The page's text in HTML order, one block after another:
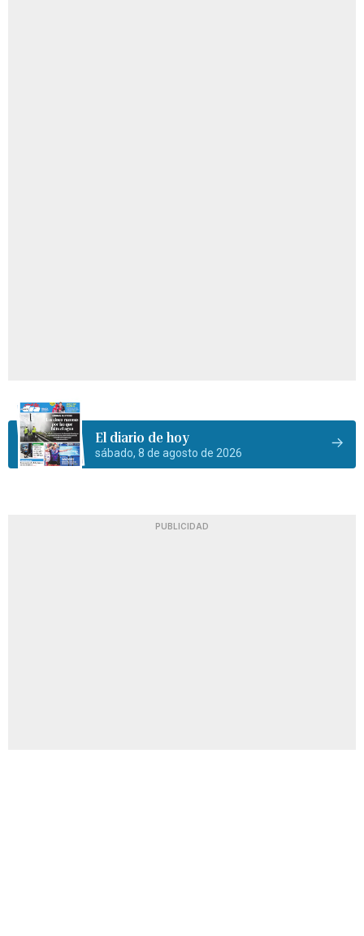
El diario de hoy
sábado, 8 de agosto de 2026
PUBLICIDAD